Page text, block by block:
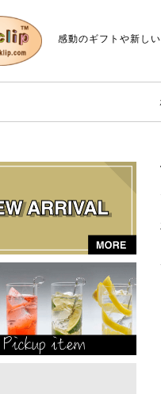
感動のギフトや新し